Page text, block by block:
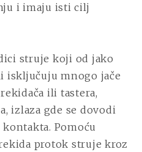
i imaju isti cilj
struje koji od jako
isključuju mnogo jače
ili tastera,
izlaza gde se dovodi
Pomoću
protok struje kroz